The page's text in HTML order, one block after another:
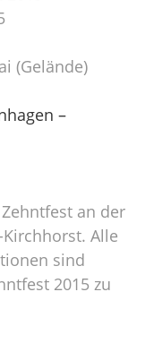
(Gelände)
–
an der
Alle
sind
2015 zu